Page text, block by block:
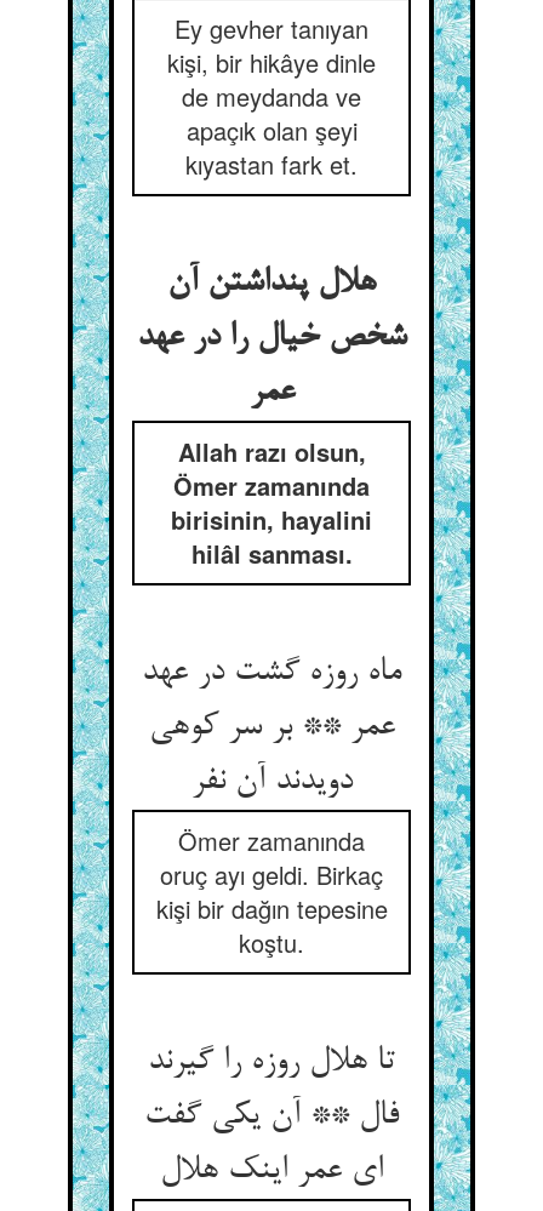
Ey gevher tanıyan
kişi, bir hikâye dinle
de meydanda ve
apaçık olan şeyi
kıyastan fark et.
هلال پنداشتن آن
شخص خیال را در عهد
عمر
Allah razı olsun,
Ömer zamanında
birisinin, hayalini
hilâl sanması.
ماه روزه گشت در عهد
عمر ** بر سر کوهی
دویدند آن نفر
Ömer zamanında
oruç ayı geldi. Birkaç
kişi bir dağın tepesine
koştu.
تا هلال روزه را گیرند
فال ** آن یکی گفت
ای عمر اینک هلال‏